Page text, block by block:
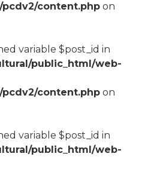
content.phpon
variable $post_id in
public_html/web-
content.phpon
variable $post_id in
public_html/web-